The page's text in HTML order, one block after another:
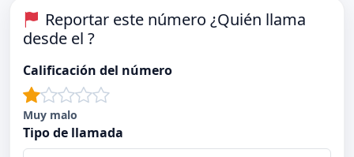
Reportar este número ¿Quién llama
desde el ?
Calificación del número
Muy malo
Tipo de llamada